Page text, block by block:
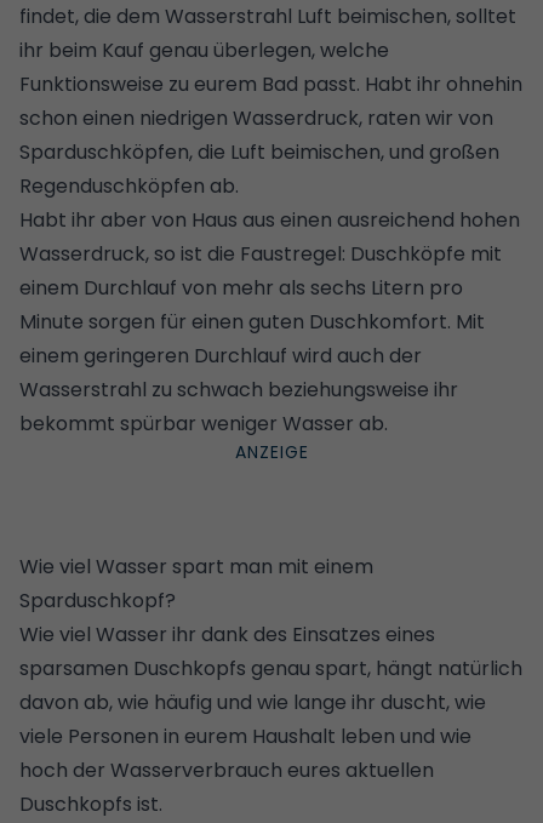
findet, die dem Wasserstrahl Luft beimischen, solltet
ihr beim Kauf genau überlegen, welche
Funktionsweise zu eurem Bad passt. Habt ihr ohnehin
schon einen niedrigen Wasserdruck, raten wir von
Sparduschköpfen, die Luft beimischen, und großen
Regenduschköpfen ab.
Habt ihr aber von Haus aus einen ausreichend hohen
Wasserdruck, so ist die Faustregel: Duschköpfe mit
einem Durchlauf von mehr als sechs Litern pro
Minute sorgen für einen guten Duschkomfort. Mit
einem geringeren Durchlauf wird auch der
Wasserstrahl zu schwach beziehungsweise ihr
bekommt spürbar weniger Wasser ab.
Wie viel Wasser spart man mit einem
Sparduschkopf?
Wie viel Wasser ihr dank des Einsatzes eines
sparsamen Duschkopfs genau spart, hängt natürlich
davon ab, wie häufig und wie lange ihr duscht, wie
viele Personen in eurem Haushalt leben und wie
hoch der Wasserverbrauch eures aktuellen
Duschkopfs ist.